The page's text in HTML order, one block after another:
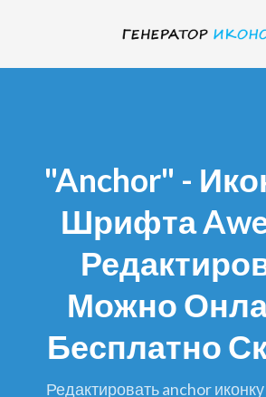
"anchor" -
Шрифта
Можно
Бесплатно
редактировать anchor иконку из шрифта и